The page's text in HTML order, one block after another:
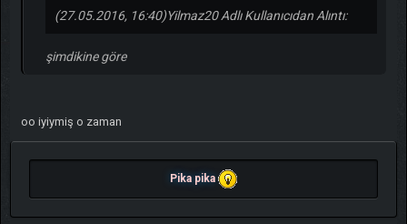
(27.05.2016, 16:40)Yilmaz20 Adlı Kullanıcıdan Alıntı:
şimdikine göre
oo iyiymiş o zaman
Pika pika